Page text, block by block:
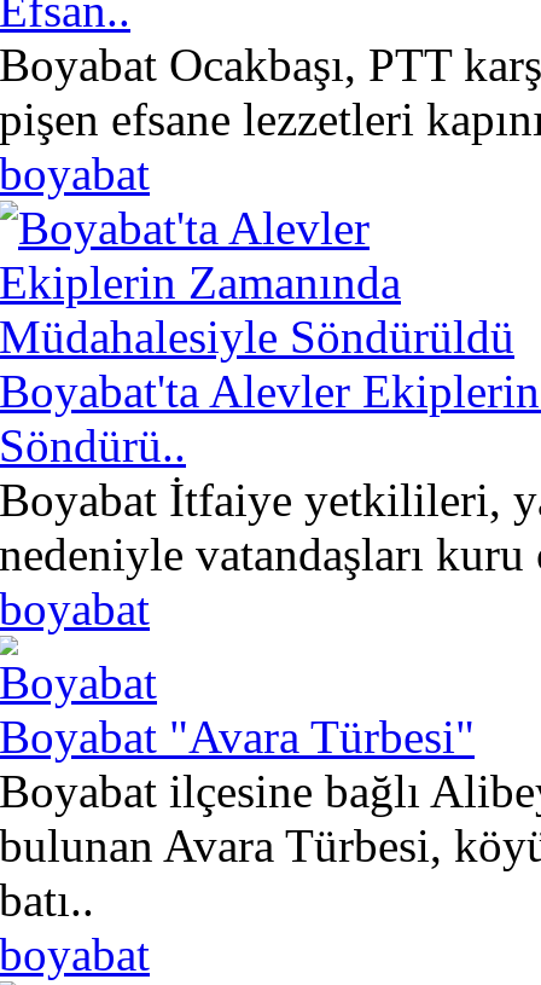
Boyabat Ocakbaşı, PTT
pişen efsane lezzetleri
boyabat
Boyabat'ta Alevler
Söndürü..
Boyabat İtfaiye yetkilileri,
nedeniyle vatandaşları kuru
boyabat
Boyabat "Avara Türbesi"
Boyabat ilçesine bağlı
bulunan Avara Türbesi,
batı..
boyabat